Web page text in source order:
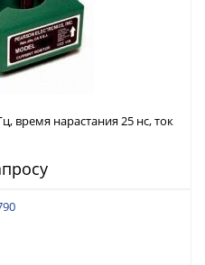
время нарастания 25 нс, ток